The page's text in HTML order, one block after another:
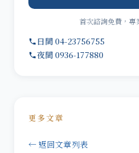
首次諮詢免費，專
日間 04-23756755
夜間 0936-177880
更多文章
← 返回文章列表